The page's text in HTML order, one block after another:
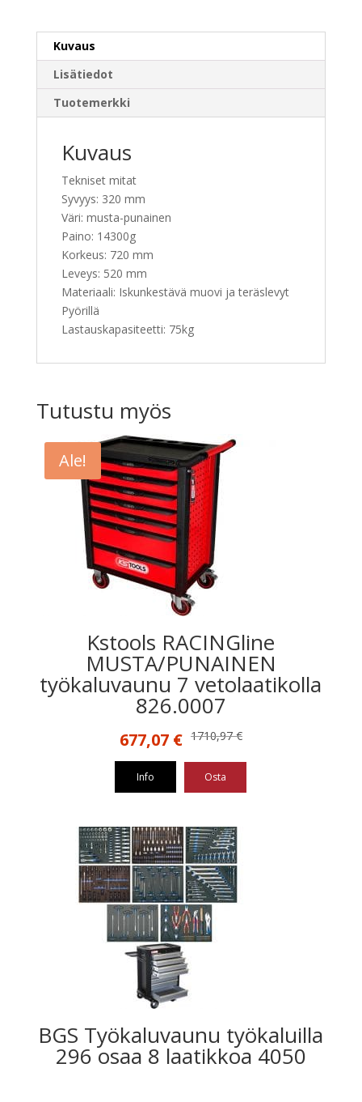
Kuvaus
Lisätiedot
Tuotemerkki
Kuvaus
Tekniset mitat
Syvyys: 320 mm
Väri: musta-punainen
Paino: 14300g
Korkeus: 720 mm
Leveys: 520 mm
Materiaali: Iskunkestävä muovi ja teräslevyt
Pyörillä
Lastauskapasiteetti: 75kg
Tutustu myös
Ale!
Kstools RACINGline
MUSTA/PUNAINEN
työkaluvaunu 7 vetolaatikolla
826.0007
1710,97€
Alkuperäinen
1710,97 €.
677,07 €Nykyinen
677,07 €.
Info Osta
BGS Työkaluvaunu työkaluilla
296 osaa 8 laatikkoa 4050